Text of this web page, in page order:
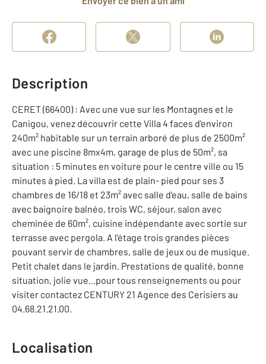
Description
CERET (66400) : Avec une vue sur les Montagnes et le
Canigou, venez découvrir cette Villa 4 faces d'environ
240m² habitable sur un terrain arboré de plus de 2500m²
avec une piscine 8mx4m, garage de plus de 50m², sa
situation : 5 minutes en voiture pour le centre ville ou 15
minutes à pied. La villa est de plain- pied pour ses 3
chambres de 16/18 et 23m² avec salle d'eau, salle de bains
avec baignoire balnéo, trois WC, séjour, salon avec
cheminée de 60m², cuisine indépendante avec sortie sur
terrasse avec pergola. A l'étage trois grandes pièces
pouvant servir de chambres, salle de jeux ou de musique.
Petit chalet dans le jardin. Prestations de qualité, bonne
situation, jolie vue...pour tous renseignements ou pour
visiter contactez CENTURY 21 Agence des Cerisiers au
04.68.21.21.00.
Localisation